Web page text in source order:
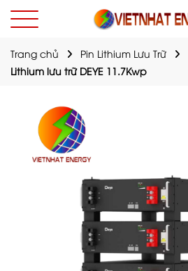
Trang chủ Pin Lithium Lưu Trữ
Lithium lưu trữ DEYE 11.7Kwp